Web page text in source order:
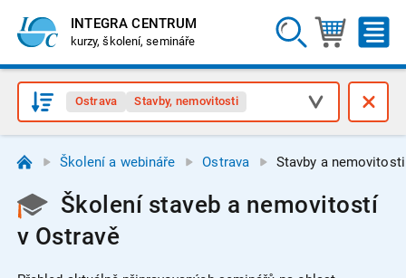
INTEGRA CENTRUM
kurzy, školení, semináře
Ostrava Stavby, nemovitosti
Školení a webináře Ostrava Stavby a nemovitosti
Školení staveb a nemovitostí
v Ostravě